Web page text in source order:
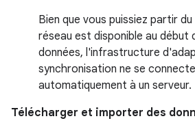
Bien que vous puissiez partir
réseau est disponible au début
données, l'infrastructure
synchronisation ne se
automatiquement à un serveur.
Télécharger et importer des